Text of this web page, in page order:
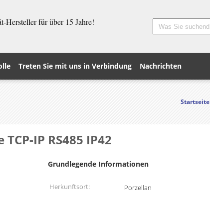
Hersteller für über 15 Jahre!
Treten Sie mit uns in Verbindung Nachrichten
Startseite
IP RS485 IP42
Grundlegende Informationen
Herkunftsort:
Porzellan